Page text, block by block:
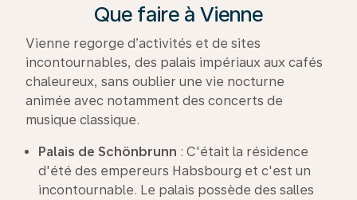
Que faire à Vienne
Vienne regorge d’activités et de sites
incontournables, des palais impériaux aux cafés
chaleureux, sans oublier une vie nocturne
animée avec notamment des concerts de
musique classique.
Palais de Schönbrunn : C'était la résidence
d'été des empereurs Habsbourg et c'est un
incontournable. Le palais possède des salles